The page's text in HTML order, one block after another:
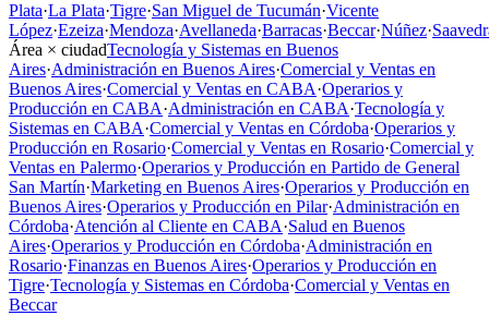
Plata·La Plata·Tigre·San Miguel de Tucumán·Vicente
López·Ezeiza·Mendoza·Avellaneda·Barracas·Beccar·Núñez·
Área × ciudadTecnología y Sistemas en Buenos
Aires·Administración en Buenos Aires·Comercial y Ventas en
Buenos Aires·Comercial y Ventas en CABA·Operarios y
Producción en CABA·Administración en CABA·Tecnología y
Sistemas en CABA·Comercial y Ventas en Córdoba·Operarios y
Producción en Rosario·Comercial y Ventas en Rosario·Comercial y
Ventas en Palermo·Operarios y Producción en Partido de General
San Martín·Marketing en Buenos Aires·Operarios y Producción en
Buenos Aires·Operarios y Producción en Pilar·Administración en
Córdoba·Atención al Cliente en CABA·Salud en Buenos
Aires·Operarios y Producción en Córdoba·Administración en
Rosario·Finanzas en Buenos Aires·Operarios y Producción en
Tigre·Tecnología y Sistemas en Córdoba·Comercial y Ventas en
Beccar